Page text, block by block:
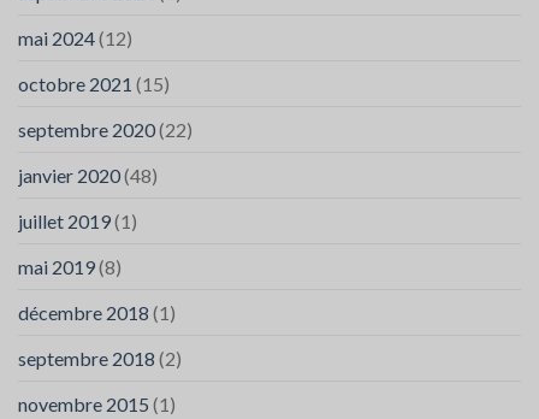
mai 2024(12)
octobre 2021 (15)
septembre 2020(22)
janvier 2020(48)
juillet 2019(1)
mai 2019(8)
décembre 2018 (1)
septembre 2018 (2)
novembre 2015 (1)